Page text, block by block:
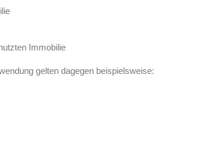
Immobilie
gelten dagegen beispielsweise: